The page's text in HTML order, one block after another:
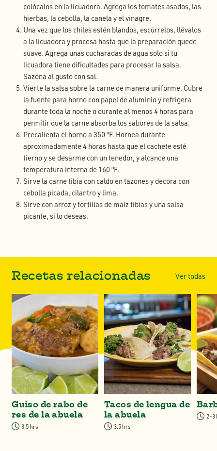
colócalos en la licuadora. Agrega los tomates asados, las
hierbas, la cebolla, la canela y el vinagre.
Una vez que los chiles estén blandos, escúrrelos, llévalos
a la licuadora y procesa hasta que la preparación quede
suave. Agrega unas cucharadas de agua solo si tu
licuadora tiene dificultades para procesar la salsa.
Sazona al gusto con sal.
Vierte la salsa sobre la carne de manera uniforme. Cubre
la fuente para horno con papel de aluminio y refrigera
durante toda la noche o durante al menos 4 horas para
permitir que la carne absorba los sabores de la salsa.
Precalienta el horno a 350 ºF. Hornea durante
aproximadamente 4 horas hasta que el cachete esté
tierno y se desarme con un tenedor, y alcance una
temperatura interna de 160 ºF.
Sirve la carne tibia con caldo en tazones y decora con
cebolla picada, cilantro y lima.
Sirve con arroz y tortillas de maíz tibias y una salsa
picante, si lo deseas.
Recetas relacionadas Ver todas
Guiso de rabo de
res de la abuela
3.5 hrs
Tacos de lengua de
la abuela
3.5 hrs
2-3